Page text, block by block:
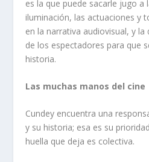
es la que puede sacarle jugo a
iluminación, las actuaciones y
en la narrativa audiovisual, y
de los espectadores para que
historia.
Las muchas manos del cine
Cundey encuentra una
y su historia; esa es su
huella que deja es colectiva.